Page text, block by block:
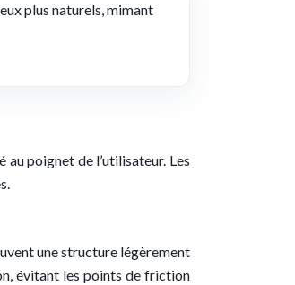
plus naturels, mimant
poignet de l’utilisateur. Les
une structure légèrement
évitant les points de friction